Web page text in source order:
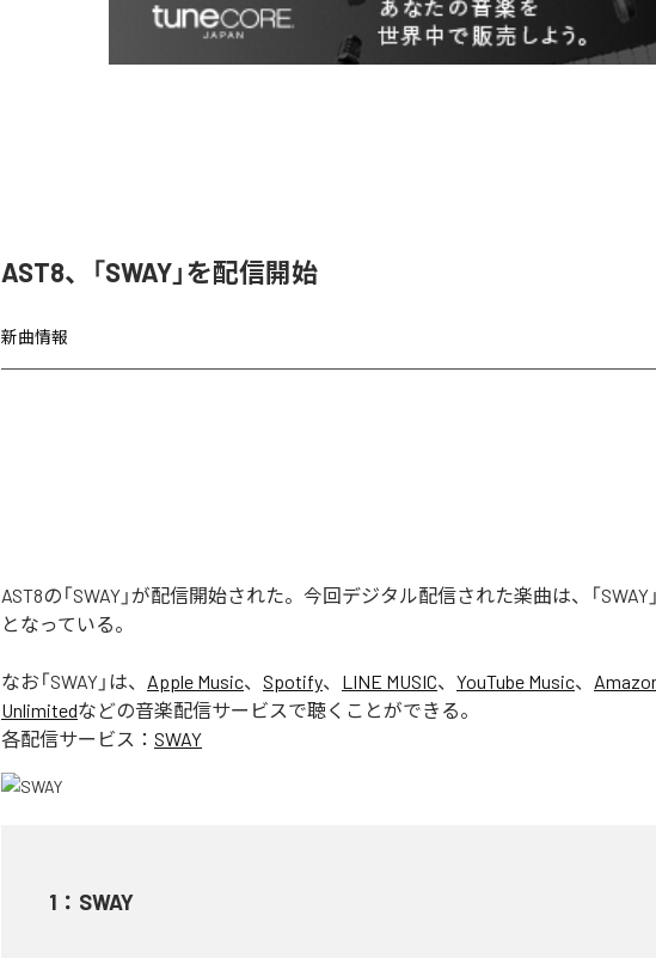
AST8、「SWAY」を配信開始
新曲情報
AST8の「SWAY」が配信開始された。今回デジタル配信された楽曲は、「SWAY
となっている。
なお「SWAY 」は、 Apple Music、 Spotify、 LINE MUSIC、 YouTube Music、
Unlimitedなどの音楽配信サービスで聴くことができる。
各配信サービス： SWAY
1 ： SWAY